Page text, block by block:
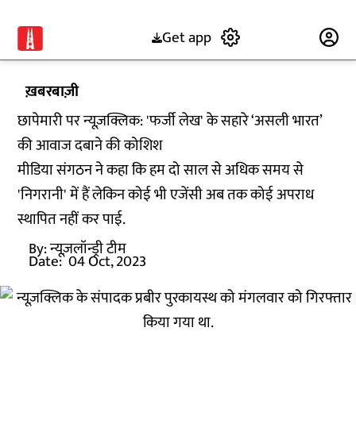
Get app
ख़बरबाज़ी
छापेमारी पर न्यूज़क्लिक: 'फर्जी लेख' के सहारे ‘असली भारत’
की आवाज दबाने की कोशिश
मीडिया संगठन ने कहा कि हम दो साल से अधिक समय से
'निगरानी' में हैं लेकिन कोई भी एजेंसी अब तक कोई अपराध
स्थापित नहीं कर पाई.
By:न्यूज़लॉन्ड्री टीम
Date: 04 Oct, 2023